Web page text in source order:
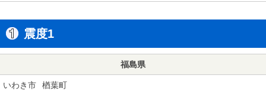
震度1
福島県
いわき市 楢葉町